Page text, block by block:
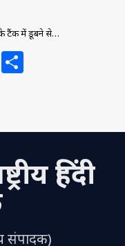
के टैंक में डूबने से…
E
e
हिंदी
संपादक)